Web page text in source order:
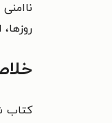
کتاب